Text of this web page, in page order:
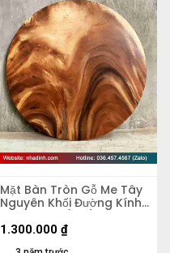
Mặt Bàn Tròn Gỗ Me Tây
Nguyên Khối Đường Kính
67 Dày 4,2 (cm)
1.300.000 ₫